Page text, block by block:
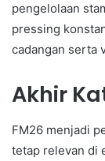
pengelolaan
pressing
cadangan serta
Akhir
FM26 menjadi
tetap relevan di